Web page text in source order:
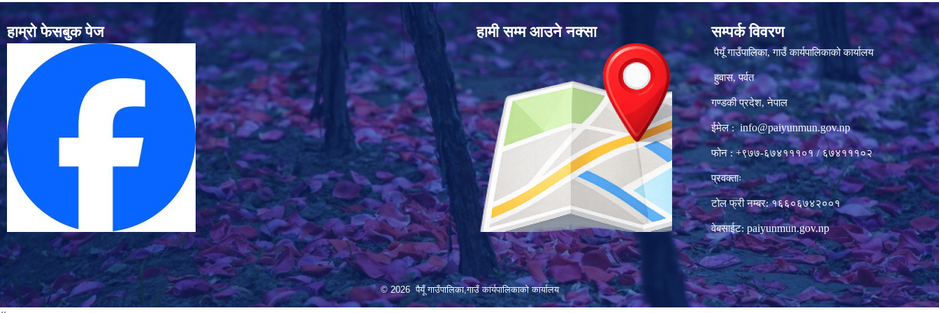
हाम्रो फेसबुक पेज हामी सम्म आउने नक्सा सम्पर्क विवरण
पैयूँ गाउँपालिका, गाउँ कार्यपालिकाको कार्यालय
हुवास, पर्वत
गण्डकी प्रदेश, नेपाल
ईमेल :info@paiyunmun.gov.np
फोन : +९७७-६७४१११०१ / ६७४१११०२
प्रवक्ताः
टोल फ्री नम्बर: १६६०६७४२००१
वेबसाईट: paiyunmun.gov.np
© 2026 पैयूँ गाउँपालिका,गाउँ कार्यपालिकाको कार्यालय